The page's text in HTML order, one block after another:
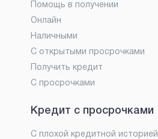
Помощь в получении
Онлайн
Наличными
С открытыми просрочками
Получить кредит
С просрочками
Кредит с просрочками
С плохой кредитной историей